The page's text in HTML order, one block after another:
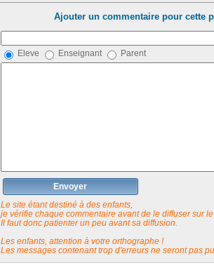
Ajouter un commentaire pour cette
Eleve Enseignant Parent
Envoyer
Le site étant destiné à des enfants,
je vérifie chaque commentaire avant de le diffuser sur le
Il faut donc patienter un peu avant sa diffusion.
Les enfants, attention à votre orthographe !
Les messages contenant trop d'erreurs ne seront pas